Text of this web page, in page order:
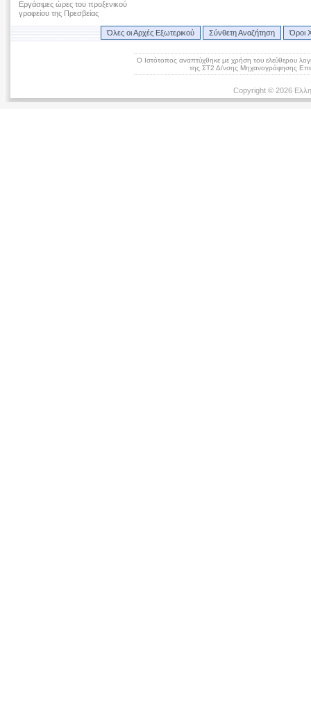
Εργάσιμες ώρες του προξενικού
γραφείου της Πρεσβείας
Όλες οι Αρχές Εξωτερικού Σύνθετη Αναζήτηση Όροι
Ο Ιστότοπος αναπτύχθηκε με χρήση του ελεύθερου
της ΣΤ2 Δ/νσης Μηχανογράφησης
Copyright © 2026